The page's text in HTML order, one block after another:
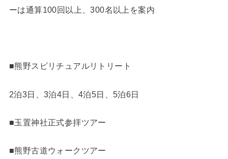
ーは通算100回以上、300名以上を案内
■熊野スピリチュアルリトリート
2泊3日、3泊4日、4泊5日、5泊6日
■玉置神社正式参拝ツアー
■熊野古道ウォークツアー